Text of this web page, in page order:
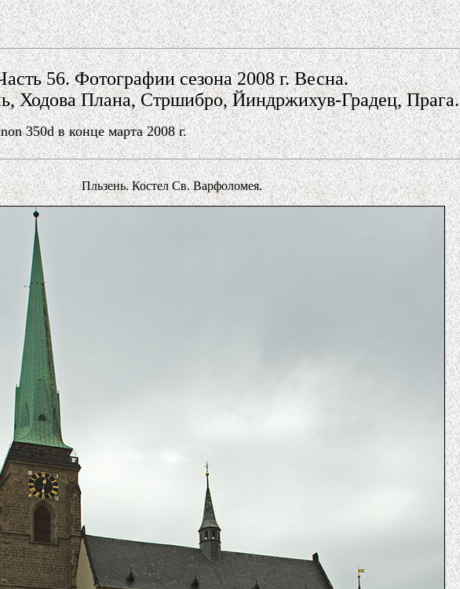
56. Фотографии сезона 2008 г. Весна.
Ходова Плана, Стршибро, Йиндржихув-Градец, Прага.
350d в конце марта 2008 г.
Пльзень. Костел Св. Варфоломея.